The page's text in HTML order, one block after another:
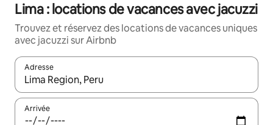
Lima : locations de vacances avec jacuzzi
Trouvez et réservez des locations de vacances uniques
avec jacuzzi sur Airbnb
Adresse
Lorsque les résultats s'affichent, utilisez les flèches vers le
Arrivée